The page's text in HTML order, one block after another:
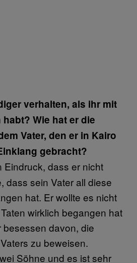
verhalten, als ihr mit
Wie hat er die
Vater, den er in Kairo
gebracht?
Eindruck, dass er nicht
dass sein Vater all diese
hat. Er wollte es nicht
wirklich begangen hat
besessen davon, die
zu beweisen.
Söhne und es ist sehr